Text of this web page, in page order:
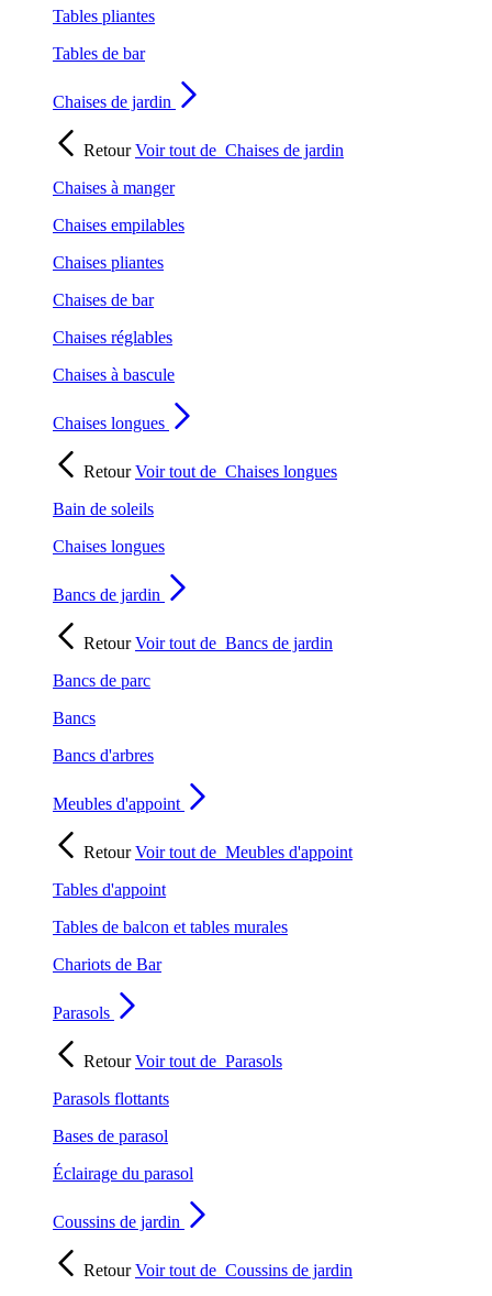
Tables pliantes
Tables de bar
Chaises de jardin
RetourVoir tout de Chaises de jardin
Chaises à manger
Chaises empilables
Chaises pliantes
Chaises de bar
Chaises réglables
Chaises à bascule
Chaises longues
RetourVoir tout de Chaises longues
Bain de soleils
Chaises longues
Bancs de jardin
RetourVoir tout de Bancs de jardin
Bancs de parc
Bancs
Bancs d'arbres
Meubles d'appoint
RetourVoir tout de Meubles d'appoint
Tables d'appoint
Tables de balcon et tables murales
Chariots de Bar
Parasols
RetourVoir tout de Parasols
Parasols flottants
Bases de parasol
Éclairage du parasol
Coussins de jardin
RetourVoir tout de Coussins de jardin